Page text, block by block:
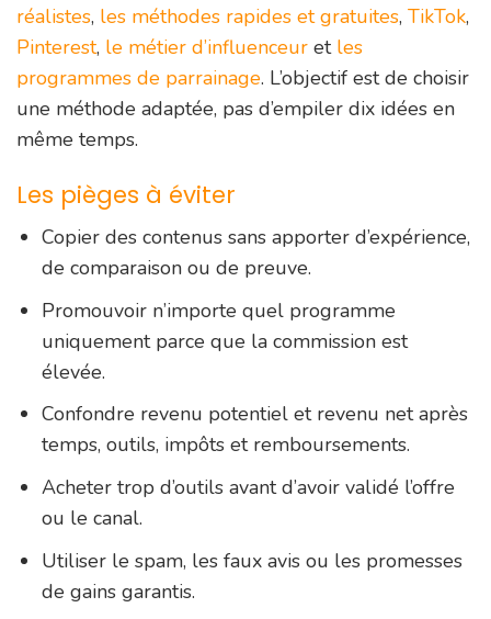
réalistes, les méthodes rapides et gratuites, TikTok,
Pinterest, le métier d’influenceur et les
programmes de parrainage. L’objectif est de choisir
une méthode adaptée, pas d’empiler dix idées en
même temps.
Les pièges à éviter
Copier des contenus sans apporter d’expérience,
de comparaison ou de preuve.
Promouvoir n’importe quel programme
uniquement parce que la commission est
élevée.
Confondre revenu potentiel et revenu net après
temps, outils, impôts et remboursements.
Acheter trop d’outils avant d’avoir validé l’offre
ou le canal.
Utiliser le spam, les faux avis ou les promesses
de gains garantis.